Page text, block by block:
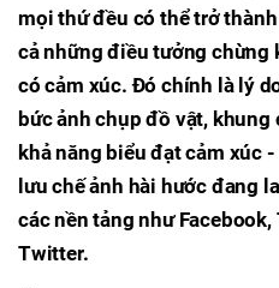
mọi thứ đều có thể trở
cả những điều tưởng chừng
có cảm xúc. Đó chính là lý
bức ảnh chụp đồ vật,
khả năng biểu đạt cảm xúc
lưu chế ảnh hài hước đang
các nền tảng như
Twitter.